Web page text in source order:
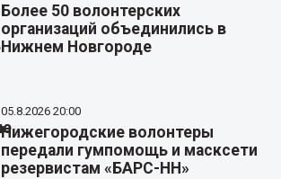
Более 50 волонтерских
организаций объединились в
Нижнем Новгороде
05.8.2026 20:00
Нижегородские волонтеры
передали гумпомощь и масксети
резервистам «БАРС-НН»